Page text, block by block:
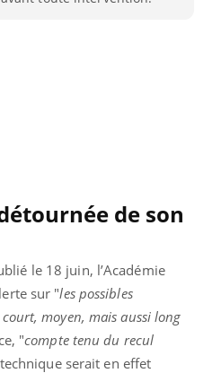
de son
le 18 juin, l’Académie
sur "les possibles
moyen, mais aussi long
"compte tenu du recul
serait en effet